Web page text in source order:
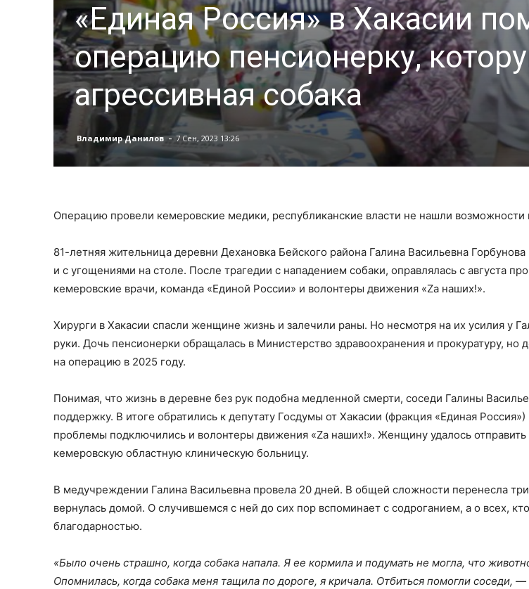
«Единая Россия» в Хакасии
операцию пенсионерку,
агрессивная собака
Владимир Данилов - 7 Сен, 2023 13:26
Операцию провели кемеровские медики, республиканские власти не нашли
81-летняя жительница деревни Дехановка Бейского района Галина Васильевна Горбунова
и с угощениями на столе. После трагедии с нападением собаки, оправлялась с августа
кемеровские врачи, команда «Единой России» и волонтеры движения «Za наших!».
Хирурги в Хакасии спасли женщине жизнь и залечили раны. Но несмотря на их усилия у
руки. Дочь пенсионерки обращалась в Министерство здравоохранения и прокуратуру, но
на операцию в 2025 году.
Понимая, что жизнь в деревне без рук подобна медленной смерти, соседи Галины
поддержку. В итоге обратились к депутату Госдумы от Хакасии (фракция «Единая
проблемы подключились и волонтеры движения «Za наших!». Женщину удалось
кемеровскую областную клиническую больницу.
В медучреждении Галина Васильевна провела 20 дней. В общей сложности перенесла
вернулась домой. О случившемся с ней до сих пор вспоминает с содроганием, а о всех,
благодарностью.
«Было очень страшно, когда собака напала. Я ее кормила и подумать не могла, что
Опомнилась, когда собака меня тащила по дороге, я кричала. Отбиться помогли соседи, —